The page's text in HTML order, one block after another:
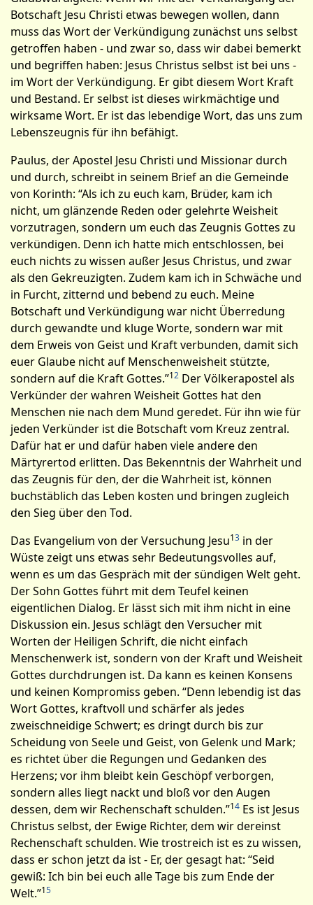
Botschaft Jesu Christi etwas bewegen wollen, dann
muss das Wort der Verkündigung zunächst uns selbst
getroffen haben - und zwar so, dass wir dabei bemerkt
und begriffen haben: Jesus Christus selbst ist bei uns -
im Wort der Verkündigung. Er gibt diesem Wort Kraft
und Bestand. Er selbst ist dieses wirkmächtige und
wirksame Wort. Er ist das lebendige Wort, das uns zum
Lebenszeugnis für ihn befähigt.
Paulus, der Apostel Jesu Christi und­ Missionar durch
und durch, schreibt in seinem Brief an die Gemeinde
von Korinth: “Als ich zu euch kam, Brüder, kam ich
nicht, um glänzende Reden oder gelehrte Weisheit
vorzutragen, sondern um euch das Zeugnis Gottes zu
verkündigen. Denn ich hatte mich entschlossen, bei
euch nichts zu wissen außer Jesus Christus, und zwar
als den Gekreuzigten. Zudem kam ich in Schwäche und
in Furcht, zitternd und bebend zu euch. Meine
Botschaft und Verkündigung war nicht Überredung
durch gewandte und kluge Worte, sondern war mit
dem Erweis von Geist und Kraft verbunden, damit sich
euer Glaube nicht auf Menschenweisheit stützte,
sondern auf die Kraft Gottes.”12 Der Völkerapostel als
Verkünder der wahren Weisheit Gottes hat den
Menschen nie nach dem Mund geredet. Für ihn wie für
jeden Verkünder ist die Botschaft vom Kreuz zentral.
Dafür hat er und dafür haben viele andere den
Märtyrertod erlitten. Das Bekenntnis der Wahrheit und
das Zeugnis für den, der die Wahrheit ist, können
buchstäblich das Leben kosten und bringen zugleich
den Sieg über den Tod.
Das Evangelium von der Versuchung Jesu13 in der
Wüste zeigt uns etwas sehr Bedeutungsvolles auf,
wenn es um das Gespräch mit der sündigen Welt geht.
Der Sohn Gottes führt mit dem Teufel keinen
eigentlichen Dialog. Er lässt sich mit ihm nicht in eine
Diskussion ein. Jesus schlägt den Versucher mit
Worten der Heiligen Schrift, die nicht einfach
Menschenwerk ist, sondern von der Kraft und Weisheit
Gottes durchdrungen ist. Da kann es keinen Konsens
und keinen Kompromiss geben. “Denn lebendig ist das
Wort Gottes, kraftvoll und schärfer als jedes
zweischneidige Schwert; es dringt durch bis zur
Scheidung von Seele und Geist, von Gelenk und Mark;
es richtet über die Regungen und Gedanken des
Herzens; vor ihm bleibt kein Geschöpf verborgen,
sondern alles liegt nackt und bloß vor den Augen
dessen, dem wir Rechenschaft schulden.”14 Es ist Jesus
Christus selbst, der Ewige Richter, dem wir dereinst
Rechenschaft schulden. Wie trostreich ist es zu wissen,
dass er schon jetzt da ist - Er, der gesagt hat: “Seid
gewiß: Ich bin bei euch alle Tage bis zum Ende der
Welt.”15